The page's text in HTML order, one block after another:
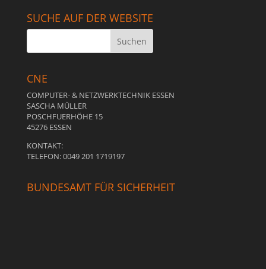
SUCHE AUF DER WEBSITE
CNE
COMPUTER- & NETZWERKTECHNIK ESSEN
SASCHA MÜLLER
POSCHFUERHÖHE 15
45276 ESSEN
KONTAKT:
TELEFON: 0049 201 1719197
BUNDESAMT FÜR SICHERHEIT